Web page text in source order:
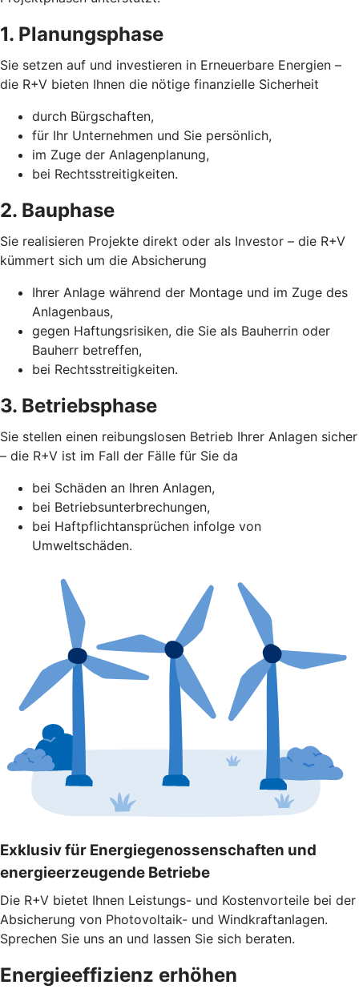
1. Planungsphase
Sie setzen auf und investieren in Erneuerbare Energien –
die R+V bieten Ihnen die nötige finanzielle Sicherheit
durch Bürgschaften,
für Ihr Unternehmen und Sie persönlich,
im Zuge der Anlagenplanung,
bei Rechtsstreitigkeiten.
2. Bauphase
Sie realisieren Projekte direkt oder als Investor – die R+V
kümmert sich um die Absicherung
Ihrer Anlage während der Montage und im Zuge des
Anlagenbaus,
gegen Haftungsrisiken, die Sie als Bauherrin oder
Bauherr betreffen,
bei Rechtsstreitigkeiten.
3. Betriebsphase
Sie stellen einen reibungslosen Betrieb Ihrer Anlagen sicher
– die R+V ist im Fall der Fälle für Sie da
bei Schäden an Ihren Anlagen,
bei Betriebsunterbrechungen,
bei Haftpflichtansprüchen infolge von
Umweltschäden.
Exklusiv für Energiegenossenschaften und
energieerzeugende Betriebe
Die R+V bietet Ihnen Leistungs- und Kostenvorteile bei der
Absicherung von Photovoltaik- und Windkraftanlagen.
Sprechen Sie uns an und lassen Sie sich beraten.
Energieeffizienz erhöhen